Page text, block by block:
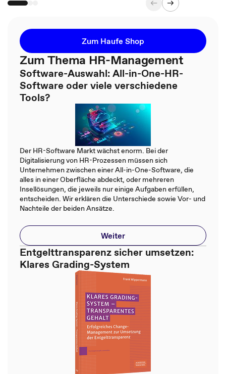
Zum Haufe Shop
Zum Thema HR-Management
Software-Auswahl: All-in-One-HR-
Software oder viele verschiedene
Tools?
Der HR-Software Markt wächst enorm. Bei der
Digitalisierung von HR-Prozessen müssen sich
Unternehmen zwischen einer All-in-One-Software, die
alles in einer Oberfläche abdeckt, oder mehreren
Insellösungen, die jeweils nur einige Aufgaben erfüllen,
entscheiden. Wir erklären die Unterschiede sowie Vor- und
Nachteile der beiden Ansätze.
Weiter
Entgelttransparenz sicher umsetzen:
Klares Grading-System